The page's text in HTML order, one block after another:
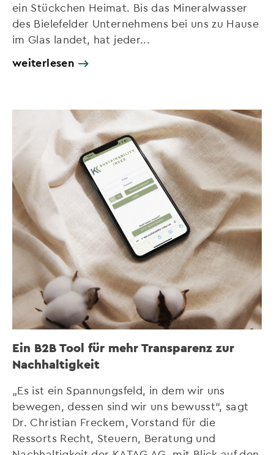
ein Stückchen Heimat. Bis das Mineralwasser
des Bielefelder Unternehmens bei uns zu Hause
im Glas landet, hat jeder...
weiterlesen
Ein B2B Tool für mehr Transparenz zur
Nachhaltigkeit
„Es ist ein Spannungsfeld, in dem wir uns
bewegen, dessen sind wir uns bewusst“, sagt
Dr. Christian Freckem, Vorstand für die
Ressorts Recht, Steuern, Beratung und